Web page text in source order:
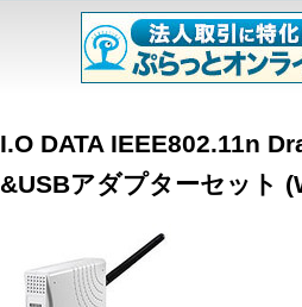
I.O DATA IEEE802.11n
&USBアダプターセット